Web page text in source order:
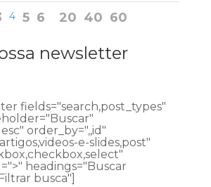
4 5 6 20 40 60
newsletter
fields="search,post_types"
order_by=",,id"
e-slides,post"
headings="Buscar
busca"]